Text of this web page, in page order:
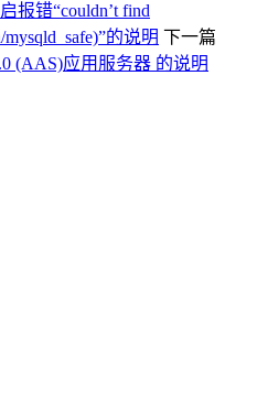
报错“couldn’t find
的说明 下一篇
(AAS)应用服务器 的说明